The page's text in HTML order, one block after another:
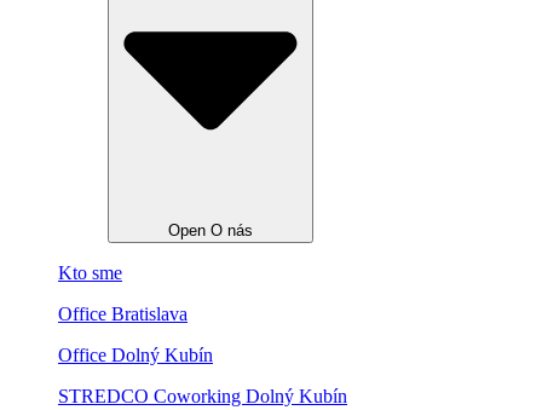
Open O nás
Kto sme
Office Bratislava
Office Dolný Kubín
STREDCO Coworking Dolný Kubín